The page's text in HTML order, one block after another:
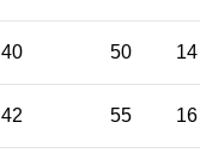
50
40
55
42